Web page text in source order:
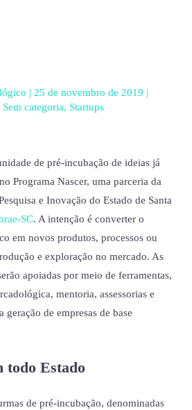
| 25 de novembro de 2019 |
Sem categoria, Startups
de pré-incubação de ideias já
Programa Nascer, uma parceria da
e Inovação do Estado de Santa
SC. A intenção é converter o
em novos produtos, processos ou
e exploração no mercado. As
apoiadas por meio de ferramentas,
mentoria, assessorias e
de empresas de base
todo Estado
de pré-incubação, denominadas